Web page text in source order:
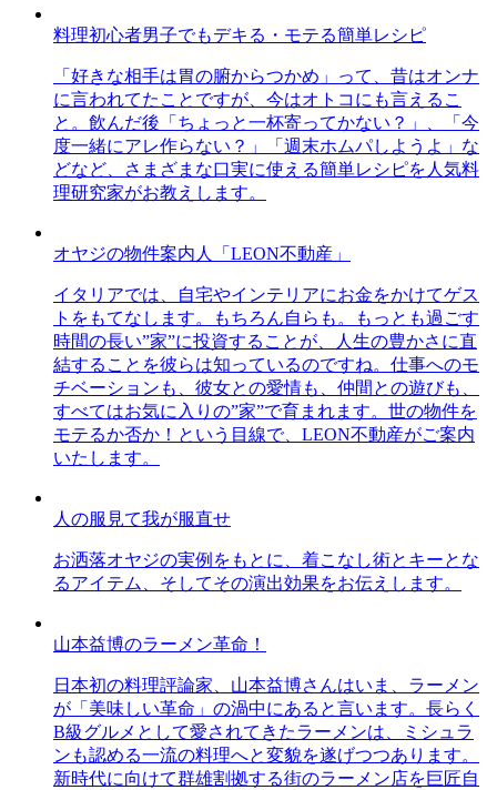
料理初心者男子でもデキる・モテる簡単レシピ
「好きな相手は胃の腑からつかめ」って、昔はオンナ
に言われてたことですが、今はオトコにも言えるこ
と。飲んだ後「ちょっと一杯寄ってかない？」、「今
度一緒にアレ作らない？」「週末ホムパしようよ」な
どなど、さまざまな口実に使える簡単レシピを人気料
理研究家がお教えします。
オヤジの物件案内人「LEON不動産」
イタリアでは、自宅やインテリアにお金をかけてゲス
トをもてなします。もちろん自らも。もっとも過ごす
時間の長い”家”に投資することが、人生の豊かさに直
結することを彼らは知っているのですね。仕事へのモ
チベーションも、彼女との愛情も、仲間との遊びも、
すべてはお気に入りの”家”で育まれます。世の物件を
モテるか否か！という目線で、LEON不動産がご案内
いたします。
人の服見て我が服直せ
お洒落オヤジの実例をもとに、着こなし術とキーとな
るアイテム、そしてその演出効果をお伝えします。
山本益博のラーメン革命！
日本初の料理評論家、山本益博さんはいま、ラーメン
が「美味しい革命」の渦中にあると言います。長らく
B級グルメとして愛されてきたラーメンは、ミシュラ
ンも認める一流の料理へと変貌を遂げつつあります。
新時代に向けて群雄割拠する街のラーメン店を巨匠自